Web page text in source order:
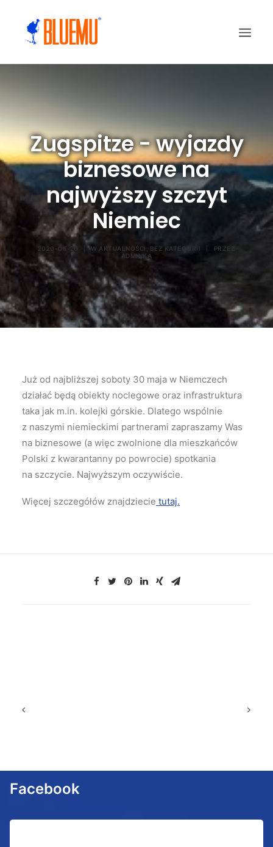
Zugspitze - wyjazdy
biznesowe na
najwyższy szczyt
Niemiec
2020-05-26 W AKTUALNOŚCI BEZ KATEGORII
PRZEZ
ADMINKA
Już od najbliższej soboty 30 maja w Niemczech
działać będą obiekty noclegowe oraz infrastruktura
taka jak m.in. kolejki górskie. Dlatego wspólnie
z naszymi niemieckimi partnerami zapraszamy Was
na biznesowe (a więc zwolnione dla mieszkańców
Polski z kwarantanny po powrocie) spotkania
na szczycie. Najwyższym oczywiście.
Więcej szczegółów znajdziecie tutaj.
Facebook